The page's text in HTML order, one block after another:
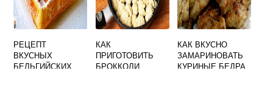
РЕЦЕПТ
ВКУСНЫХ
БЕЛЬГИЙСКИХ
КАК
ПРИГОТОВИТЬ
БРОККОЛИ
КАК ВКУСНО
ЗАМАРИНОВАТЬ
КУРИНЫЕ БЕДРА